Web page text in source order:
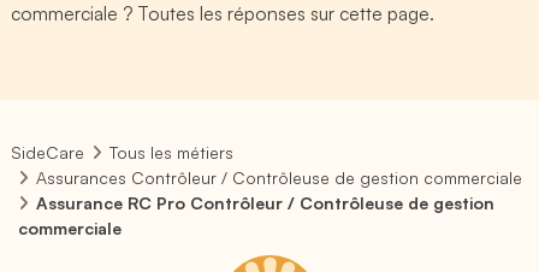
commerciale ? Toutes les réponses sur cette page.
SideCare
Tous les métiers
Assurances Contrôleur / Contrôleuse de gestion commerciale
Assurance RC Pro Contrôleur / Contrôleuse de gestion
commerciale